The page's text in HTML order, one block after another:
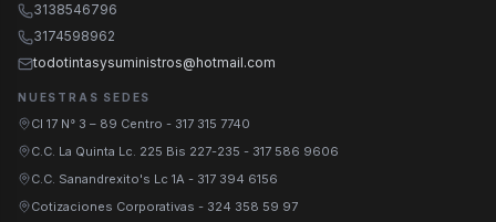
3138546796
3174598962
todotintasysuministros@hotmail.com
NUESTRAS SEDES
Cl 17 N° 3 – 89 Centro - 317 315 7740
C.C. La Quinta Lc. 225 Bis 227-235 - 317 586 9606
C.C. Sanandrexito's Lc 1A - 317 394 6156
Cotizaciones Corporativas - 324 358 59 97